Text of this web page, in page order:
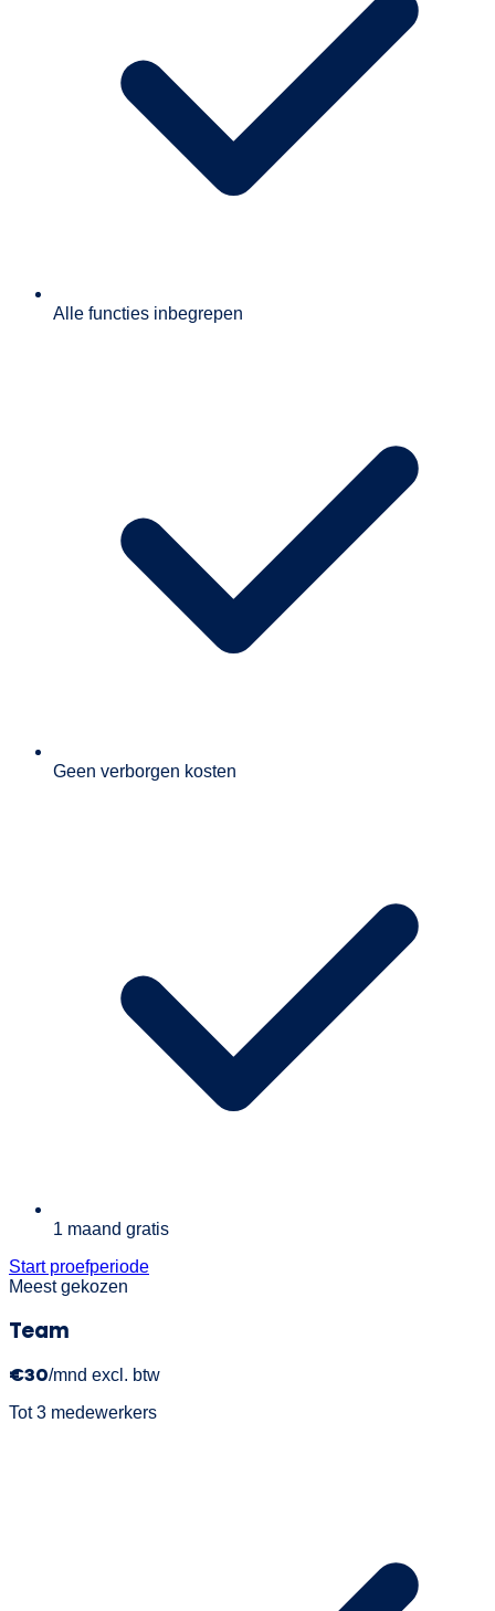
Alle functies inbegrepen
Geen verborgen kosten
1 maand gratis
Start proefperiode
Meest gekozen
Team
€30/mnd excl. btw
Tot 3 medewerkers